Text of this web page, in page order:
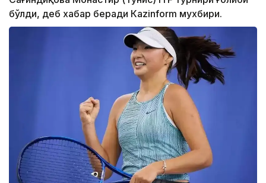
бўлди, деб хабар беради Каzinform мухбири.